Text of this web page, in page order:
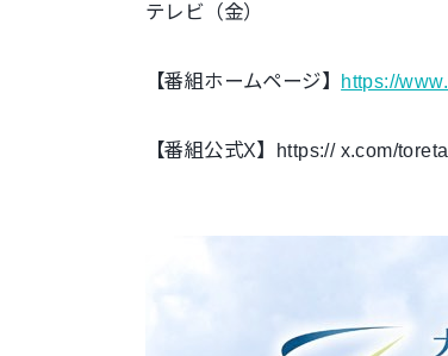
テレビ（金）
【番組ホームページ】 https://
【番組公式X】 https:// x.com/